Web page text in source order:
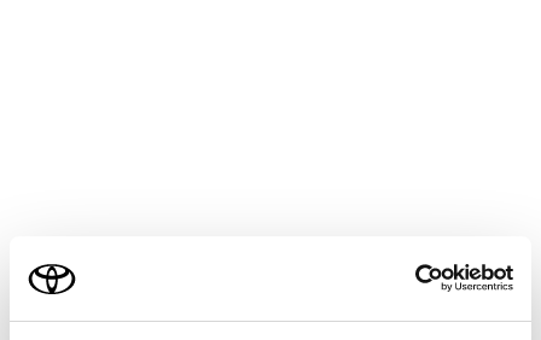
自動または手動でパーキングブレーキをかける・解除す
ることができます。